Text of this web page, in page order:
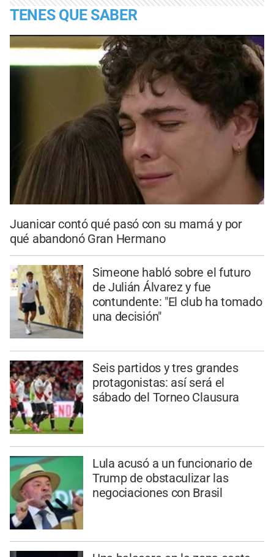
TENES QUE SABER
Juanicar contó qué pasó con su mamá y por
qué abandonó Gran Hermano
Simeone habló sobre el futuro
de Julián Álvarez y fue
contundente: "El club ha tomado
una decisión"
Seis partidos y tres grandes
protagonistas: así será el
sábado del Torneo Clausura
Lula acusó a un funcionario de
Trump de obstaculizar las
negociaciones con Brasil